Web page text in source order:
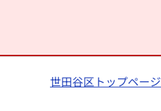
世田谷区トップページ